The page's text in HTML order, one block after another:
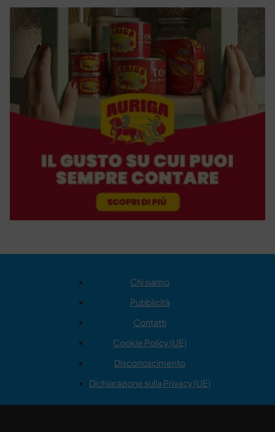
Chi siamo
Pubblicità
Contatti
Cookie Policy (UE)
Disconoscimento
Dichiarazione sulla Privacy (UE)